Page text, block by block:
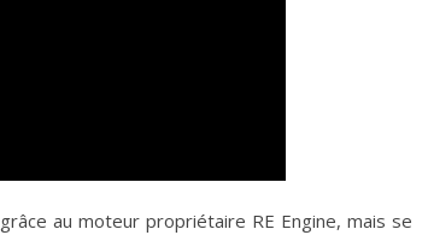
grâce au moteur propriétaire RE Engine, mais se